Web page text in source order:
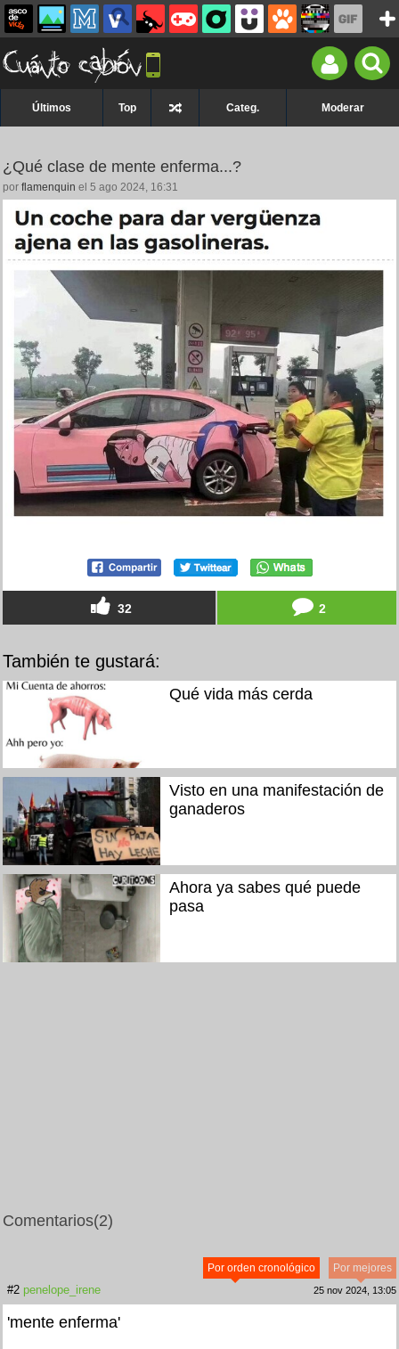
Últimos Top Categ. Moderar
¿Qué clase de mente enferma...?
por flamenquin el 5 ago 2024, 16:31
32 2
También te gustará:
Qué vida más cerda
Visto en una manifestación de
ganaderos
Ahora ya sabes qué puede
pasa
Comentarios(2)
Por mejores
Por orden cronológico
#2 penelope_irene 25 nov 2024, 13:05
'mente enferma'